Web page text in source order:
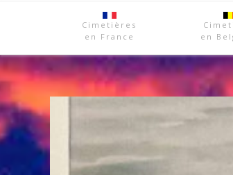
Cimetières
en France
en